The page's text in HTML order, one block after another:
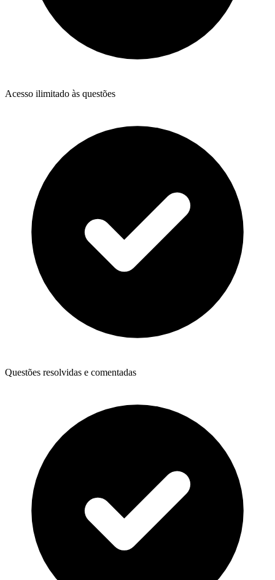
Acesso ilimitado às questões
Questões resolvidas e comentadas